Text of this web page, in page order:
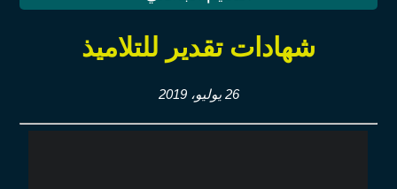
شهادات تقدير للتلاميذ
26 يوليو، 2019